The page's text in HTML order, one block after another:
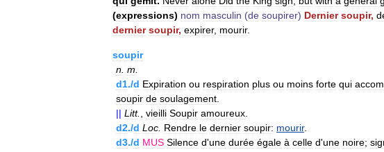
(expressions) nom masculin (de soupirer) Dernier soupir,
dernier soupir, expirer, mourir.
soupir
n m
d1./d Expiration ou respiration plus ou moins forte qui
soupir de soulagement
|| Litt. vieilli Soupir amoureux
d2./d Loc Rendre le dernier soupir: mourir.
d3./d MUS Silence d'une durée égale à celle d'une noire;